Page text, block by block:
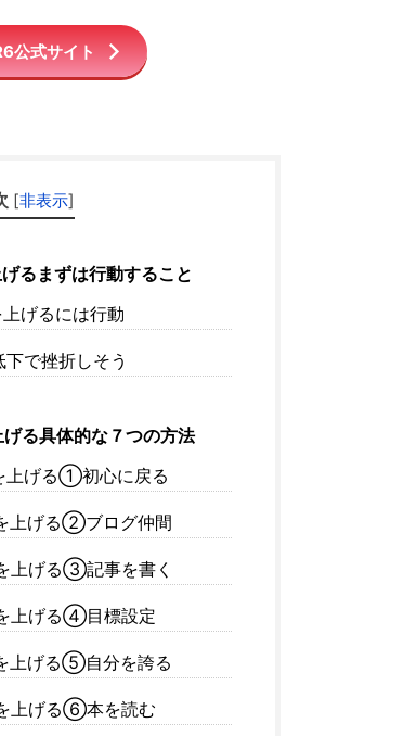
公式サイト
[非表示]
るまずは行動すること
げるには行動
で挫折しそう
る具体的な７つの方法
上げる①初心に戻る
上げる②ブログ仲間
上げる③記事を書く
上げる④目標設定
上げる⑤自分を誇る
上げる⑥本を読む